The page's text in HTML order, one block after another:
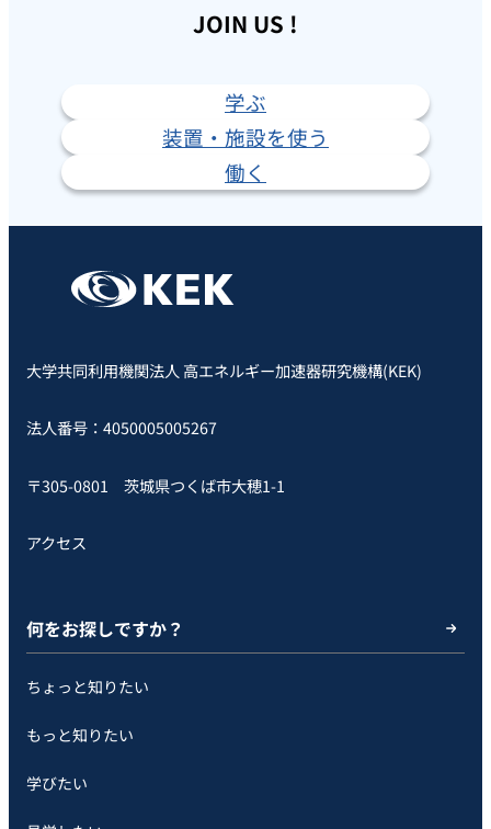
JOIN US !
学ぶ
装置・施設を使う
働く
大学共同利用機関法人 高エネルギー加速器研究機構(KEK)
法人番号：4050005005267
〒305-0801 茨城県つくば市大穂1-1
アクセス
何をお探しですか？
ちょっと知りたい
もっと知りたい
学びたい